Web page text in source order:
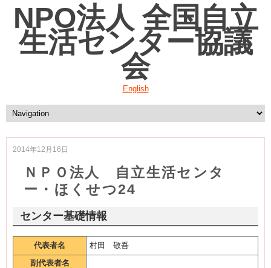
NPO法人 全国自立
生活センター協議
会
English
2014年12月16日
ＮＰＯ法人 自立生活センタ
ー・ほくせつ24
センター基礎情報
代表者名
村田 敬吾
副代表者名